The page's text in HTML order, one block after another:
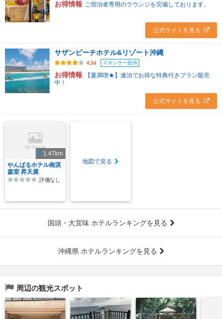
お得情報 ご宿泊者専用のラウンジを完備しております。
公式サイトを見る
サザンビーチホテル&リゾート沖縄
4.34 スポンサー提供
お得情報
【夏満喫★】連泊でお得な特典付きプラン販売
中！
公式サイトを見る
1.47km
やんばるホテル南溟
森室 昇天屋
評価なし
地図で見る
国頭・大宜味 ホテルランキングを見る
沖縄県 ホテルランキングを見る
周辺の観光スポット